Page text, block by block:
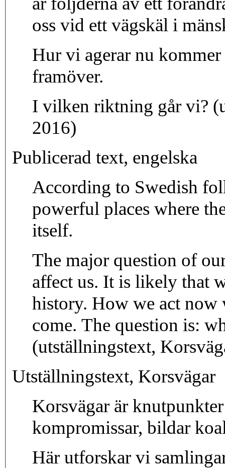
oss vid ett vägskäl i
Hur vi agerar nu
framöver.
I vilken riktning går vi?
2016)
Publicerad text, engelska
According to Swedish
powerful places where
itself.
The major question of
affect us. It is likely that
history. How we act
come. The question is:
(utställningstext,
Utställningstext, Korsvägar
Korsvägar är
kompromissar, bildar
Här utforskar vi